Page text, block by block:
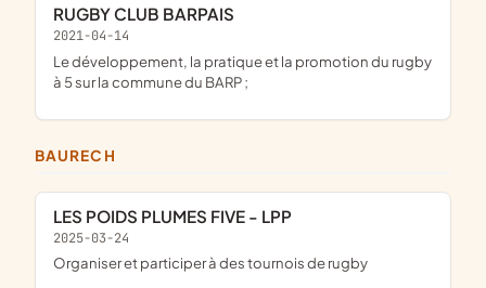
RUGBY CLUB BARPAIS
2021-04-14
le développement, la pratique et la promotion du rugby
à 5 sur la commune du BARP ;
BAURECH
LES POIDS PLUMES FIVE - LPP
2025-03-24
organiser et participer à des tournois de rugby